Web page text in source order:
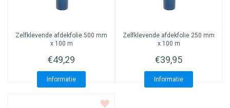
Zelfklevende afdekfolie 500 mm
x 100 m
€49,29
Informatie
Zelfklevende afdekfolie 250 mm
x 100 m
€39,95
Informatie